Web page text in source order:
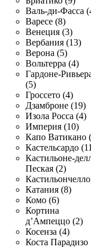
Валь-ди-Фасса
Варесе (8)
Венеция (3)
Вербания (13)
Верона (5)
Вольтерра (4)
Гардоне-
(5)
Гроссето (4)
Дзамброне (19)
Изола Росса (4)
Империя (10)
Капо Ватикано
Кастельсардо
Кастильоне-
Пеская (2)
Катания (8)
Комо (6)
Кортина
д’Ампеццо (2)
Косенза (4)
Коста Парадизо